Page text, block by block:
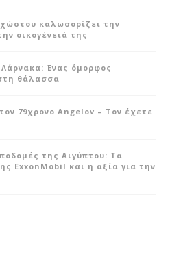
καλωσορίζει την
οικογένειά της
Ένας όμορφος
θάλασσα
79χρονο Angelov – Τον έχετε
της Αιγύπτου: Τα
ExxonMobil και η αξία για την